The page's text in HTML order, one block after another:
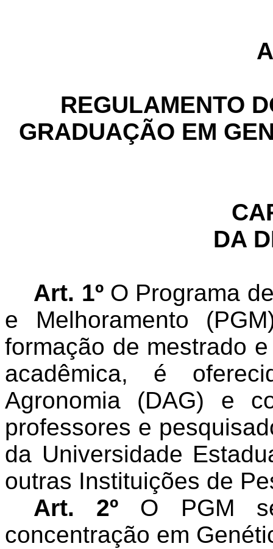
REGULAMENTO
GRADUAÇÃO EM
DA
Art. 1ºO Programa
e Melhoramento
formação de mestrado
acadêmica, é
Agronomia (DAG) e
professores e
da Universidade
outras Instituições de
Art. 2º O PGM
concentração em